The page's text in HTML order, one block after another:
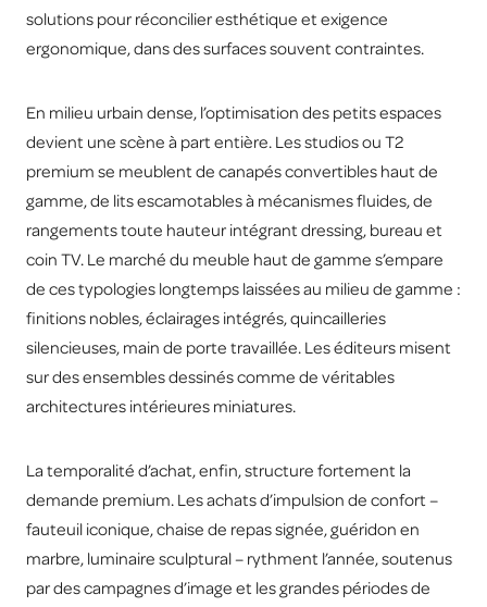
solutions pour réconcilier esthétique et exigence
ergonomique, dans des surfaces souvent contraintes.
En milieu urbain dense, l’optimisation des petits espaces
devient une scène à part entière. Les studios ou T2
premium se meublent de canapés convertibles haut de
gamme, de lits escamotables à mécanismes fluides, de
rangements toute hauteur intégrant dressing, bureau et
coin TV. Le marché du meuble haut de gamme s’empare
de ces typologies longtemps laissées au milieu de gamme :
finitions nobles, éclairages intégrés, quincailleries
silencieuses, main de porte travaillée. Les éditeurs misent
sur des ensembles dessinés comme de véritables
architectures intérieures miniatures.
La temporalité d’achat, enfin, structure fortement la
demande premium. Les achats d’impulsion de confort –
fauteuil iconique, chaise de repas signée, guéridon en
marbre, luminaire sculptural – rythment l’année, soutenus
par des campagnes d’image et les grandes périodes de